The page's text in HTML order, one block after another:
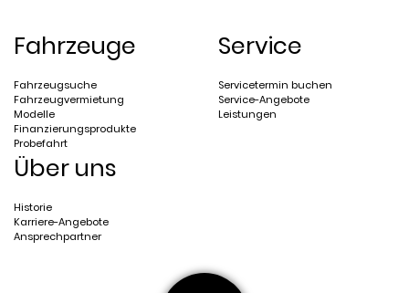
Fahrzeuge
Fahrzeugsuche
Fahrzeugvermietung
Modelle
Finanzierungsprodukte
Probefahrt
Service
Servicetermin buchen
Service-Angebote
Leistungen
Über uns
Historie
Karriere-Angebote
Ansprechpartner